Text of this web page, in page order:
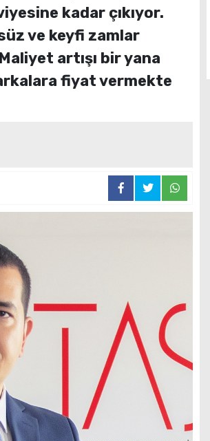
kadar çıkıyor.
ve keyfi zamlar
artışı bir yana
fiyat vermekte